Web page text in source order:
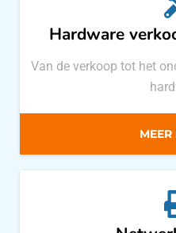
Hardware
Van de verkoop tot het